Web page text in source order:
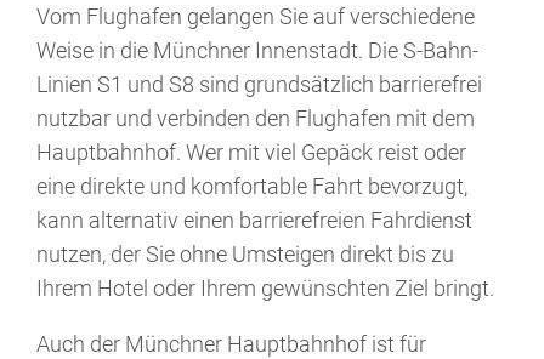
Vom Flughafen gelangen Sie auf verschiedene
Weise in die Münchner Innenstadt. Die S-Bahn-
Linien S1 und S8 sind grundsätzlich barrierefrei
nutzbar und verbinden den Flughafen mit dem
Hauptbahnhof. Wer mit viel Gepäck reist oder
eine direkte und komfortable Fahrt bevorzugt,
kann alternativ einen barrierefreien Fahrdienst
nutzen, der Sie ohne Umsteigen direkt bis zu
Ihrem Hotel oder Ihrem gewünschten Ziel bringt.
Auch der Münchner Hauptbahnhof ist für